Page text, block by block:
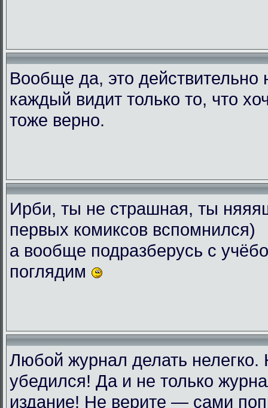
Вообще да, это действительно
каждый видит только то, что
тоже верно.
Ирби, ты не страшная, ты
первых комиксов вспомнился)
а вообще подразберусь с
поглядим
Любой журнал делать
убедился! Да и не только
издание! Не верите — сами